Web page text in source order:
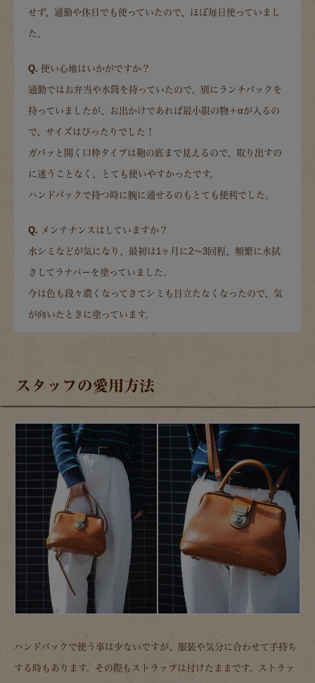
せず、通勤や休日でも使っていたので、ほぼ毎日使っていまし
た。
Q. 使い心地はいかがですか？
通勤ではお弁当や水筒を持っていたので、別にランチバックを
持っていましたが、お出かけであれば最小限の物＋αが入るの
で、サイズはぴったりでした！
ガバッと開く口枠タイプは鞄の底まで見えるので、取り出すの
に迷うことなく、とても使いやすかったです。
ハンドバックで持つ時に腕に通せるのもとても便利でした。
Q. メンテナンスはしていますか？
水シミなどが気になり、最初は1ヶ月に2～3回程、頻繁に水拭
きしてラナパーを塗っていました。
今は色も段々濃くなってきてシミも目立たなくなったので、気
が向いたときに塗っています。
スタッフの愛用方法
ハンドバックで使う事は少ないですが、服装や気分に合わせて手持ち
する時もあります。その際もストラップは付けたままです。ストラッ